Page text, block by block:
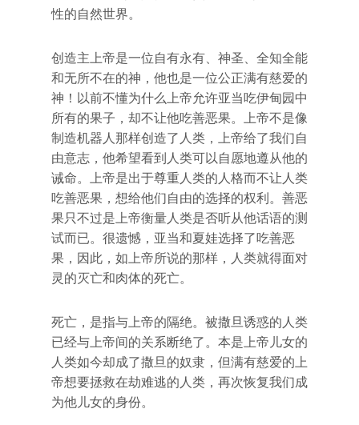
性的自然世界。
创造主上帝是一位自有永有、神圣、全知全能
和无所不在的神，他也是一位公正满有慈爱的
神！以前不懂为什么上帝允许亚当吃伊甸园中
所有的果子，却不让他吃善恶果。上帝不是像
制造机器人那样创造了人类，上帝给了我们自
由意志，他希望看到人类可以自愿地遵从他的
诫命。上帝是出于尊重人类的人格而不让人类
吃善恶果，想给他们自由的选择的权利。善恶
果只不过是上帝衡量人类是否听从他话语的测
试而已。很遗憾，亚当和夏娃选择了吃善恶
果，因此，如上帝所说的那样，人类就得面对
灵的灭亡和肉体的死亡。
死亡，是指与上帝的隔绝。被撒旦诱惑的人类
已经与上帝间的关系断绝了。本是上帝儿女的
人类如今却成了撒旦的奴隶，但满有慈爱的上
帝想要拯救在劫难逃的人类，再次恢复我们成
为他儿女的身份。